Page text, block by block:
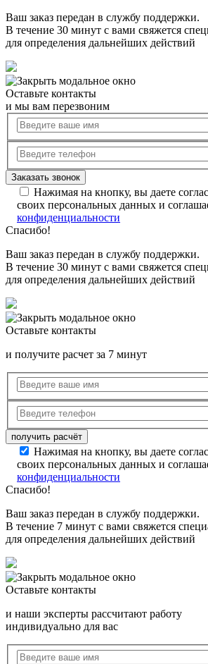
Ваш заказ передан в службу поддержки.
В течение 30 минут с вами свяжется
для определения дальнейших действий
Оставьте контакты
и мы вам перезвоним
Нажимая на кнопку, вы даете
своих персональных данных и
конфиденциальности
Спасибо!
Ваш заказ передан в службу поддержки.
В течение 30 минут с вами свяжется
для определения дальнейших действий
Оставьте контакты
и получите расчет за 7 минут
Нажимая на кнопку, вы даете
своих персональных данных и
конфиденциальности
Спасибо!
Ваш заказ передан в службу поддержки.
В течение 7 минут с вами свяжется
для определения дальнейших действий
Оставьте контакты
и наши эксперты рассчитают работу
индивидуально для вас